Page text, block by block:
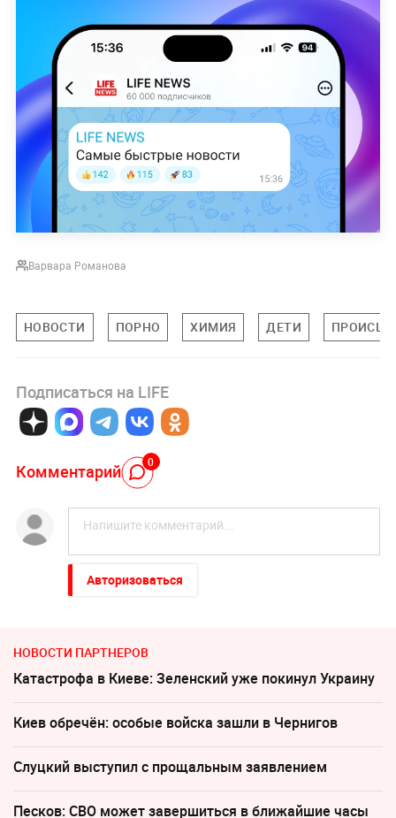
Варвара Романова
НОВОСТИ ПОРНО ХИМИЯ ДЕТИ
Подписаться на LIFE
Комментарий 0
Авторизоваться
НОВОСТИ ПАРТНЕРОВ
Катастрофа в Киеве: Зеленский уже покинул Украину
Киев обречён: особые войска зашли в Чернигов
Слуцкий выступил с прощальным заявлением
Песков: СВО может завершиться в ближайшие часы